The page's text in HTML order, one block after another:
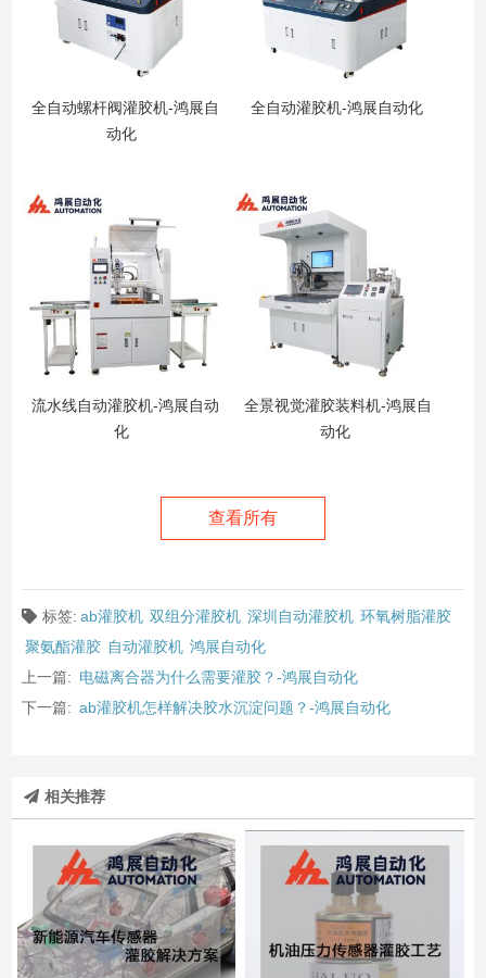
全自动螺杆阀灌胶机-鸿展自
动化
全自动灌胶机-鸿展自动化
流水线自动灌胶机-鸿展自动
化
全景视觉灌胶装料机-鸿展自
动化
查看所有
标签: ab灌胶机 双组分灌胶机 深圳自动灌胶机 环氧树脂灌胶
聚氨酯灌胶 自动灌胶机 鸿展自动化
上一篇: 电磁离合器为什么需要灌胶？-鸿展自动化
下一篇: ab灌胶机怎样解决胶水沉淀问题？-鸿展自动化
相关推荐